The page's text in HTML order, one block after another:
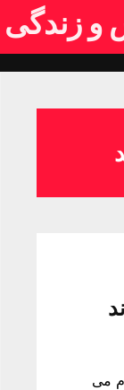
و زندگی
می